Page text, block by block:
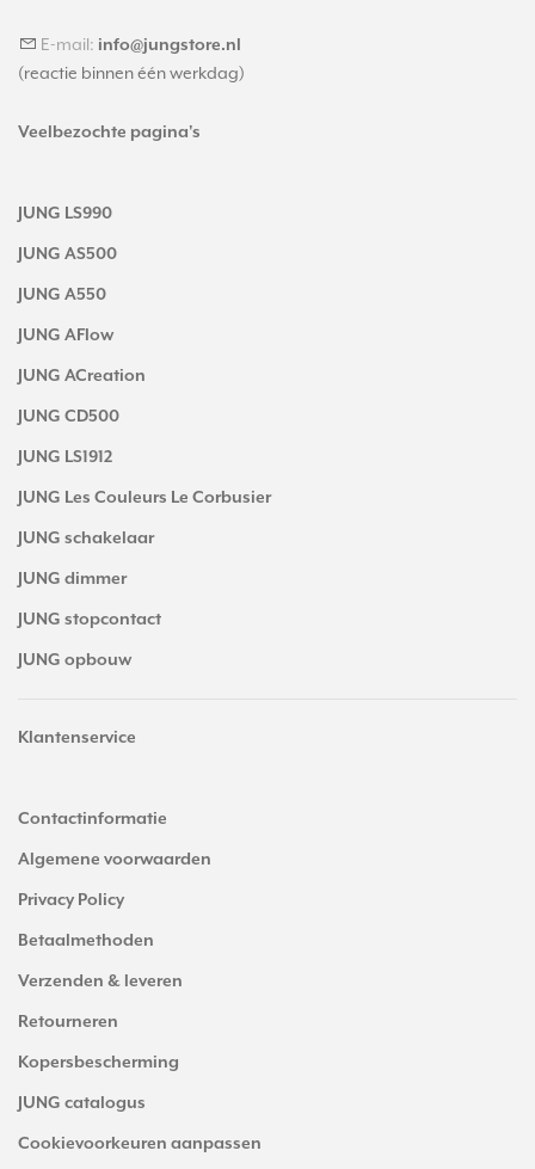
E-mail: info@jungstore.nl
(reactie binnen één werkdag)
Veelbezochte pagina's
JUNG LS990
JUNG AS500
JUNG A550
JUNG AFlow
JUNG ACreation
JUNG CD500
JUNG LS1912
JUNG Les Couleurs Le Corbusier
JUNG schakelaar
JUNG dimmer
JUNG stopcontact
JUNG opbouw
Klantenservice
Contactinformatie
Algemene voorwaarden
Privacy Policy
Betaalmethoden
Verzenden & leveren
Retourneren
Kopersbescherming
JUNG catalogus
Cookievoorkeuren aanpassen